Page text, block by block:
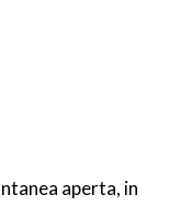
aperta, in